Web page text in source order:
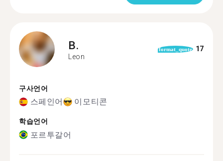
B.
Leon
format_quote 17
구사언어
스페인어 이모티콘
학습언어
포르투갈어